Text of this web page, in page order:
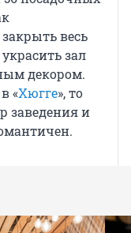
весь
зал
декором.
«Хюгге», то
заведения и